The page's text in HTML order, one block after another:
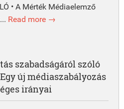
• A Mérték Médiaelemző
Read more →
szabadságáról szóló
új médiaszabályozás
irányai